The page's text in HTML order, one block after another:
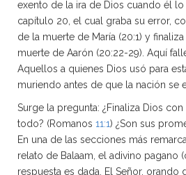
exento de la ira de Dios cuando él lo
capítulo 20, el cual graba su error,
de la muerte de María (20:1) y
muerte de Aarón (20:22-29). Aquí
Aquellos a quienes Dios usó para
muriendo antes de que la nación se
Surge la pregunta: ¿Finaliza Dios
todo? (Romanos 11:1) ¿Son sus
En una de las secciones más
relato de Balaam, el adivino pagano
respuesta es dada. El Señor, orando